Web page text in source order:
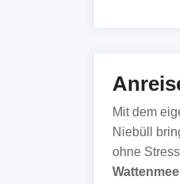
Mit dem
Niebüll
ohne